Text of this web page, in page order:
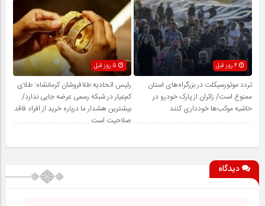
4 روز قبل
تردد موتورسیکلت در بزرگراه‌های استان
ممنوع است/ زائران از پارک خودرو در
حاشیه موکب‌ها خودداری کنند
رئیس اتحادیه طلافروشان کرمانشاه: طلای
کم‌عیار در شبکه رسمی عرضه جایی ندارد/
بیشترین هشدار ما درباره خرید از افراد فاقد
صلاحیت است
دیدگاه